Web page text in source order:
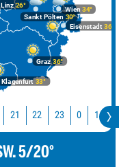
Graz36°
Klagenfurt 33°
Linz26°
Wien 34°
Eisenstadt 36°
Sankt Pölten 30°
21 22 23 0 1
5/20°